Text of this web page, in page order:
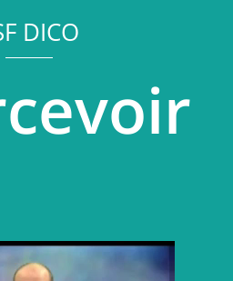
DICO
Lecteur
vidéo